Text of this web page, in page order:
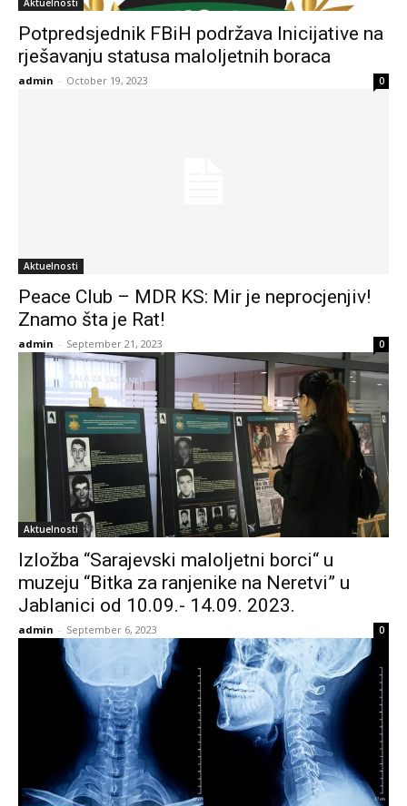
Aktuelnosti
Potpredsjednik FBiH podržava Inicijative na
rješavanju statusa maloljetnih boraca
admin - October 19, 2023 0
Aktuelnosti
Peace Club – MDR KS: Mir je neprocjenjiv!
Znamo šta je Rat!
admin - September 21, 2023 0
Aktuelnosti
Izložba “Sarajevski maloljetni borci“ u
muzeju “Bitka za ranjenike na Neretvi” u
Jablanici od 10.09.- 14.09. 2023.
admin - September 6, 2023 0